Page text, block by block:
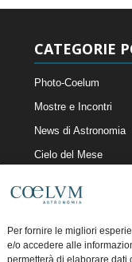
Per fornire le migliori
e/o accedere alle
permetterà di elaborare dati
CATEGORIE
Photo-Coelum
Mostre e Incontri
News di Astronomia
Cielo del Mese
Articoli e Risorse On-
Il Blog della